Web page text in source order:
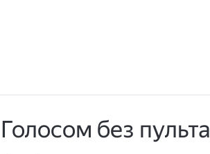
Голосом без пульта